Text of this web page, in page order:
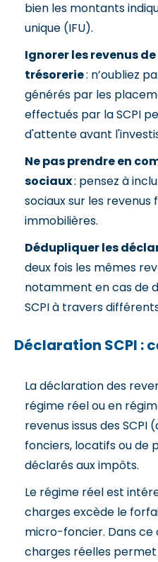
bien les montants
unique (IFU).
Ignorer les revenus
trésorerie: n’oubliez
générés par les
effectués par la SCPI
d'attente avant
Ne pas prendre en
sociaux: pensez à
sociaux sur les
immobilières.
Dédupliquer les
deux fois les mêmes
notamment en cas de
SCPI à travers
Déclaration SCPI :
La déclaration des
régime réel ou en
revenus issus des SCPI
fonciers, locatifs ou de
déclarés aux impôts.
Le régime réel est
charges excède le
micro-foncier. Dans ce
charges réelles